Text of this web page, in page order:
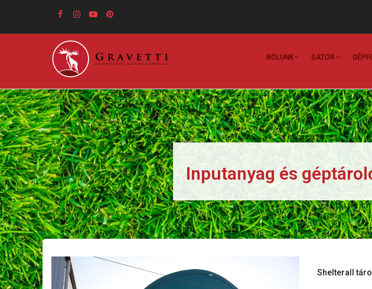
tartalomra
Navigation
RÓLUNK SÁTOR
Inputanyag és
Shelterall